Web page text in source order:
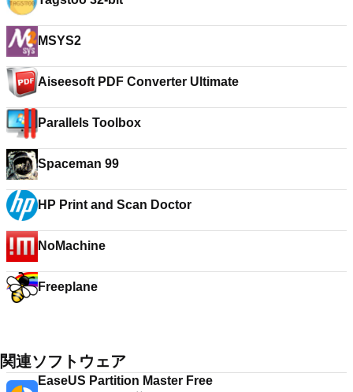
MSYS2
Aiseesoft PDF Converter Ultimate
Parallels Toolbox
Spaceman 99
HP Print and Scan Doctor
NoMachine
Freeplane
関連ソフトウェア
EaseUS Partition Master Free